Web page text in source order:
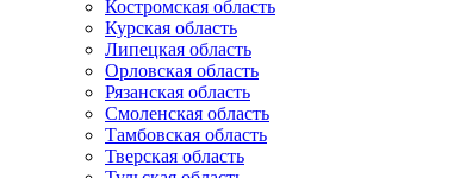
Костромская область
Курская область
Липецкая область
Орловская область
Рязанская область
Смоленская область
Тамбовская область
Тверская область